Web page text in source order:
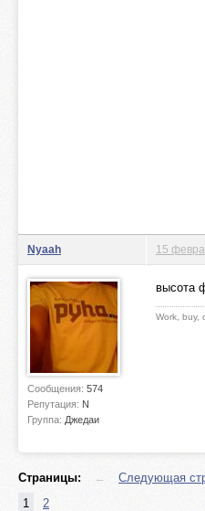
Nyaah
Сообщения: 574
Репутация: N
Группа: Джедаи
15
высота
Work, buy,
Страницы: ← Следующая
1
2